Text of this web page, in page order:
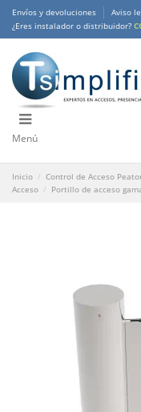
Envíos y devoluciones Aviso
¿Eres instalador o distribuidor?
Menú
Inicio Control de Acceso
Acceso
Portillo de acceso